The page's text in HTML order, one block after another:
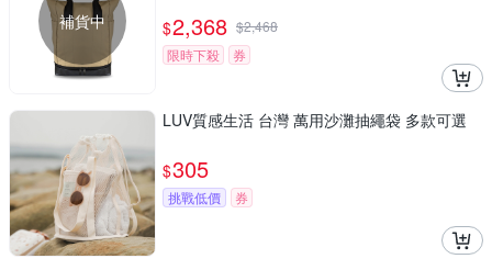
補貨中 $2,368 $2,468
限時下殺
券
LUV質感生活 台灣 萬⽤沙灘抽繩袋 多款可選
$305
挑戰低價 券